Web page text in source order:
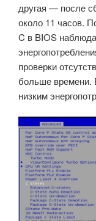
другая — после
около 11 часов.
C в BIOS
проверки
больше времени.
низким